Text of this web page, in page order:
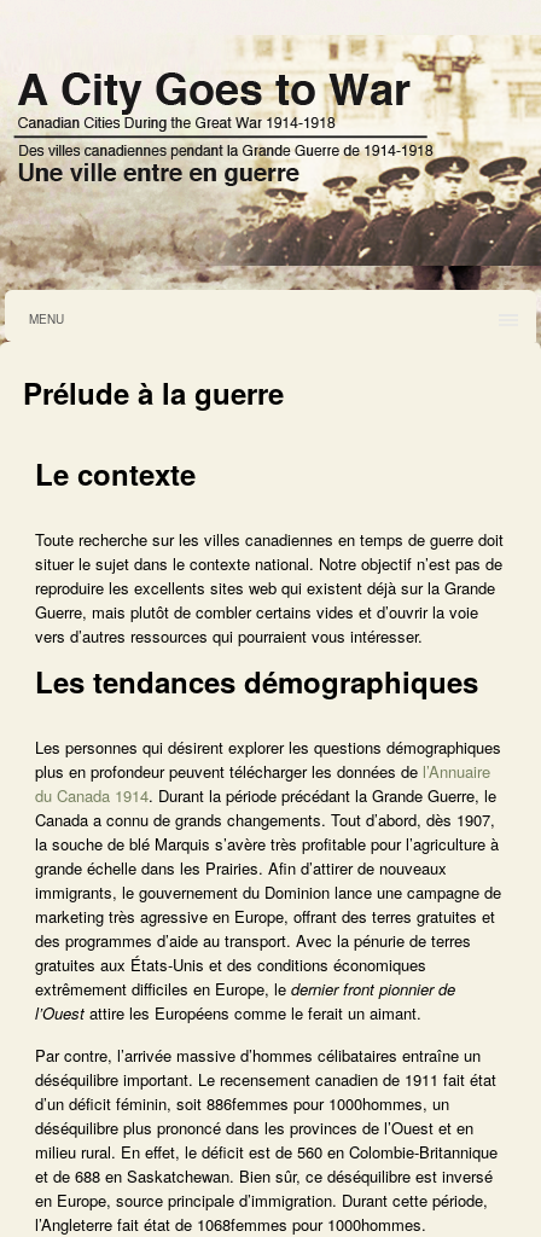
MENU
Prélude à la guerre
Le contexte
Toute recherche sur les villes canadiennes en temps de guerre doit
situer le sujet dans le contexte national. Notre objectif n’est pas de
reproduire les excellents sites web qui existent déjà sur la Grande
Guerre, mais plutôt de combler certains vides et d’ouvrir la voie
vers d’autres ressources qui pourraient vous intéresser.
Les tendances démographiques
Les personnes qui désirent explorer les questions démographiques
plus en profondeur peuvent télécharger les données de l’Annuaire
du Canada 1914. Durant la période précédant la Grande Guerre, le
Canada a connu de grands changements. Tout d’abord, dès 1907,
la souche de blé Marquis s’avère très profitable pour l’agriculture à
grande échelle dans les Prairies. Afin d’attirer de nouveaux
immigrants, le gouvernement du Dominion lance une campagne de
marketing très agressive en Europe, offrant des terres gratuites et
des programmes d’aide au transport. Avec la pénurie de terres
gratuites aux États-Unis et des conditions économiques
extrêmement difficiles en Europe, le dernier front pionnier de
l’Ouest attire les Européens comme le ferait un aimant.
Par contre, l’arrivée massive d’hommes célibataires entraîne un
déséquilibre important. Le recensement canadien de 1911 fait état
d’un déficit féminin, soit 886femmes pour 1000hommes, un
déséquilibre plus prononcé dans les provinces de l’Ouest et en
milieu rural. En effet, le déficit est de 560 en Colombie-Britannique
et de 688 en Saskatchewan. Bien sûr, ce déséquilibre est inversé
en Europe, source principale d’immigration. Durant cette période,
l’Angleterre fait état de 1068femmes pour 1000hommes.